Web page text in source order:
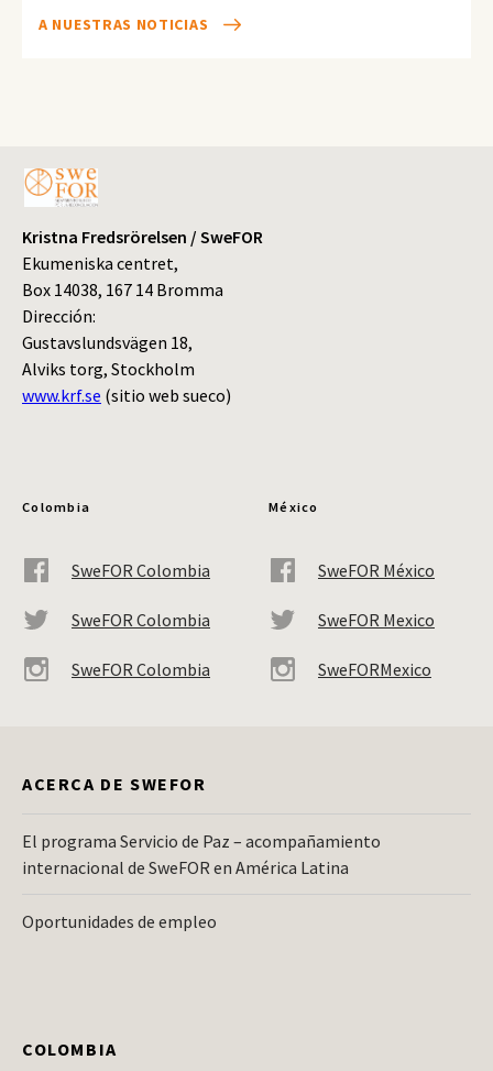
A NUESTRAS NOTICIAS
Kristna Fredsrörelsen / SweFOR
Ekumeniska centret,
Box 14038, 167 14 Bromma
Dirección:
Gustavslundsvägen 18,
Alviks torg, Stockholm
www.krf.se (sitio web sueco)
Colombia
SweFOR Colombia
SweFOR Colombia
SweFOR Colombia
México
SweFOR México
SweFOR Mexico
SweFORMexico
ACERCA DE SWEFOR
El programa Servicio de Paz – acompañamiento
internacional de SweFOR en América Latina
Oportunidades de empleo
COLOMBIA